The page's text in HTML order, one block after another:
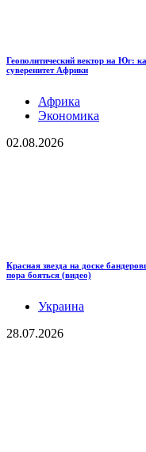
Геополитический вектор на Юг:
суверенитет Африки
Африка
Экономика
02.08.2026
Красная звезда на доске
пора бояться (видео)
Украина
28.07.2026